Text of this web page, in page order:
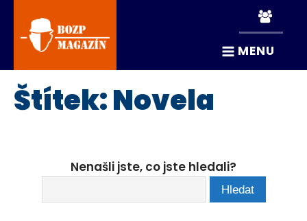
MENU
Štítek:Novela
Nenašli jste, co jste hledali?